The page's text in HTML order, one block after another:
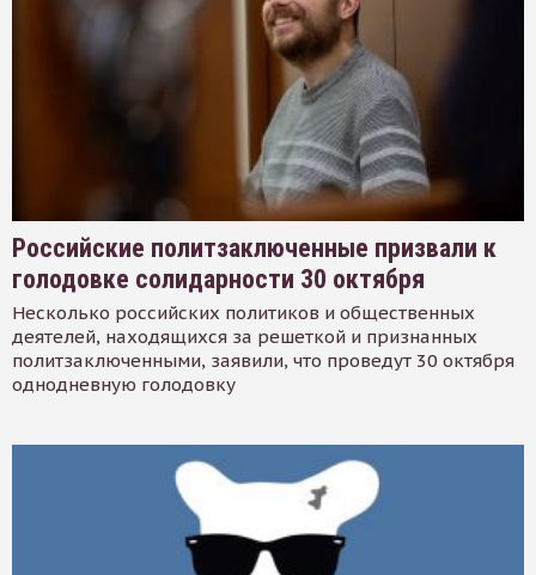
Российские политзаключенные призвали к
голодовке солидарности 30 октября
Несколько российских политиков и общественных
деятелей, находящихся за решеткой и признанных
политзаключенными, заявили, что проведут 30 октября
однодневную голодовку